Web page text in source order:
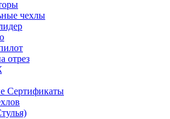
чехлы
отрез
Сертификаты